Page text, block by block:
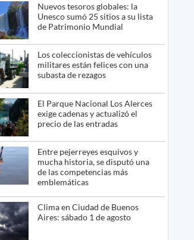
Nuevos tesoros globales: la
Unesco sumó 25 sitios a su lista
de Patrimonio Mundial
Los coleccionistas de vehículos
militares están felices con una
subasta de rezagos
El Parque Nacional Los Alerces
exige cadenas y actualizó el
precio de las entradas
Entre pejerreyes esquivos y
mucha historia, se disputó una
de las competencias más
emblemáticas
Clima en Ciudad de Buenos
Aires: sábado 1 de agosto